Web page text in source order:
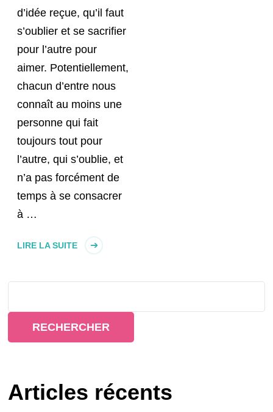
d’idée reçue, qu’il faut
s’oublier et se sacrifier
pour l’autre pour
aimer. Potentiellement,
chacun d’entre nous
connaît au moins une
personne qui fait
toujours tout pour
l’autre, qui s’oublie, et
n’a pas forcément de
temps à se consacrer
à …
LIRE LA SUITE
RECHERCHER
Articles récents